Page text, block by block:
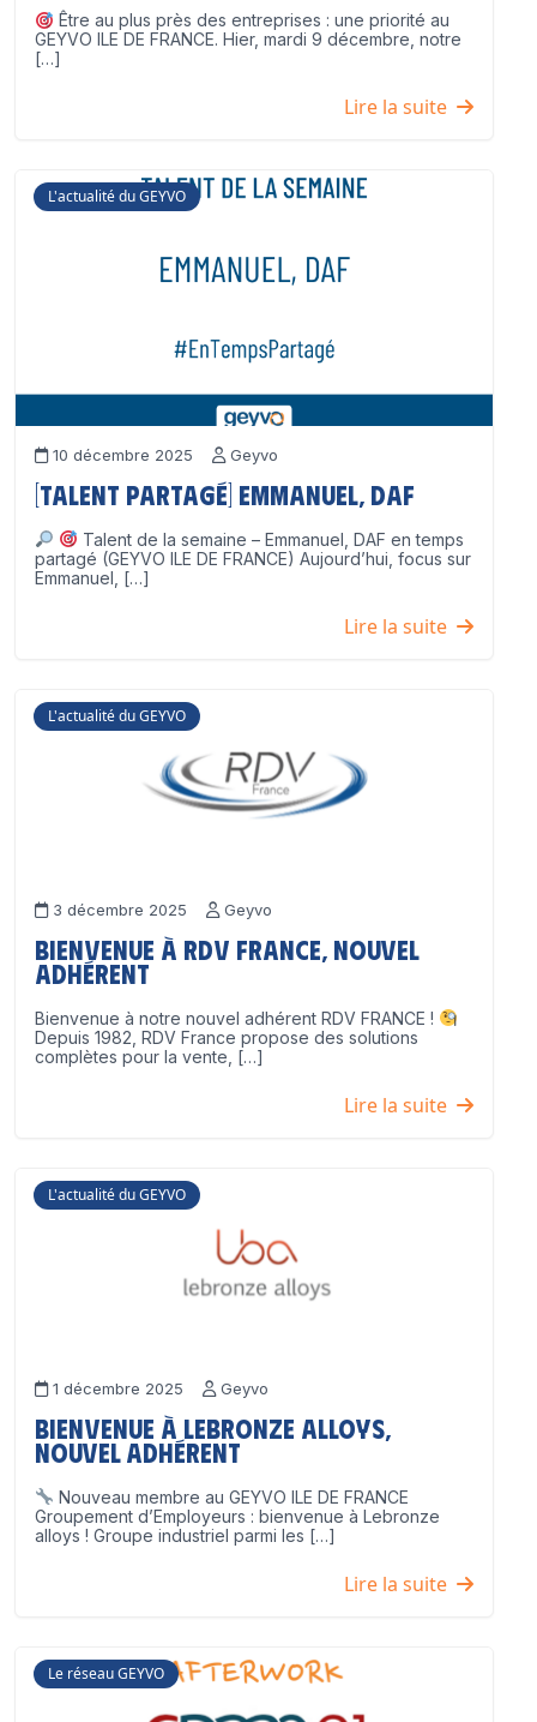
Être au plus près des entreprises : une priorité au
GEYVO ILE DE FRANCE. Hier, mardi 9 décembre, notre
[…]
Lire la suite
L'actualité du GEYVO
10 décembre 2025 Geyvo
[Talent partagé] Emmanuel, DAF
Talent de la semaine – Emmanuel, DAF en temps
partagé (GEYVO ILE DE FRANCE) Aujourd’hui, focus sur
Emmanuel, […]
Lire la suite
L'actualité du GEYVO
3 décembre 2025 Geyvo
Bienvenue à RDV France, nouvel
adhérent
Bienvenue à notre nouvel adhérent RDV FRANCE !
Depuis 1982, RDV France propose des solutions
complètes pour la vente, […]
Lire la suite
L'actualité du GEYVO
1 décembre 2025 Geyvo
Bienvenue à Lebronze Alloys,
nouvel adhérent
Nouveau membre au GEYVO ILE DE FRANCE
Groupement d’Employeurs : bienvenue à Lebronze
alloys ! Groupe industriel parmi les […]
Lire la suite
Le réseau GEYVO